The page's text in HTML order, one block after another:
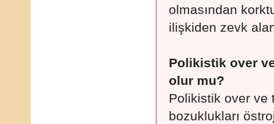
olmasından
ilişkiden zevk
Polikistik over
olur mu?
Polikistik over ve
bozuklukları